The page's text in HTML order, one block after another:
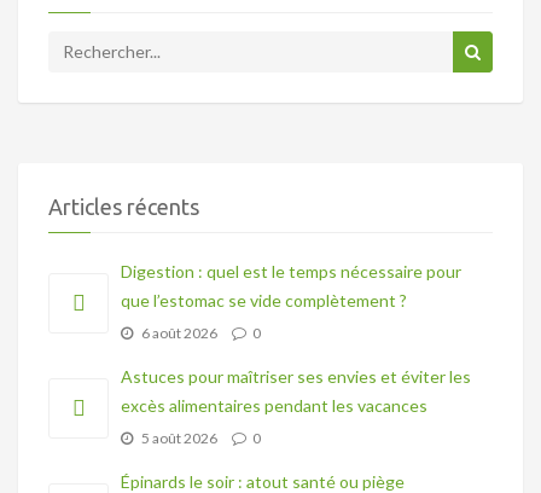
Articles récents
Digestion : quel est le temps nécessaire pour
que l’estomac se vide complètement ?
6 août 2026 0
Astuces pour maîtriser ses envies et éviter les
excès alimentaires pendant les vacances
5 août 2026 0
Épinards le soir : atout santé ou piège